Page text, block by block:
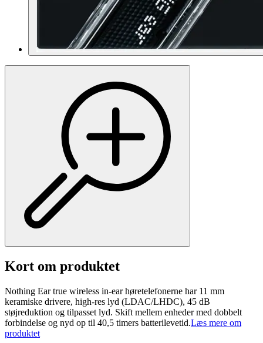
Kort om produktet
Nothing Ear true wireless in-ear høretelefonerne har 11 mm
keramiske drivere, high-res lyd (LDAC/LHDC), 45 dB
støjreduktion og tilpasset lyd. Skift mellem enheder med dobbelt
forbindelse og nyd op til 40,5 timers batterilevetid.Læs mere om
produktet